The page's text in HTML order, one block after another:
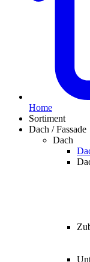
Home
Sortiment
Dach / Fassade
Dach